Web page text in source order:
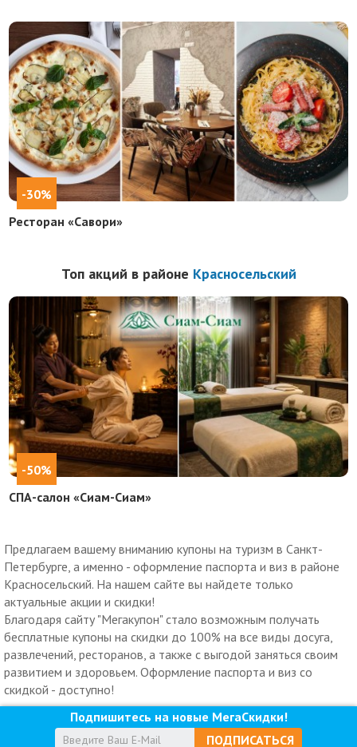
-30%
Ресторан «Савори»
Топ акций в районе Красносельский
-50%
СПА-салон «Сиам-Сиам»
Предлагаем вашему вниманию купоны на туризм в Санкт-
Петербурге, а именно - оформление паспорта и виз в районе
Красносельский. На нашем сайте вы найдете только
актуальные акции и скидки!
Благодаря сайту "Мегакупон" стало возможным получать
бесплатные купоны на скидки до 100% на все виды досуга,
развлечений, ресторанов, а также с выгодой заняться своим
развитием и здоровьем. Оформление паспорта и виз со
скидкой - доступно!
Подпишитесь на новые МегаСкидки!
ПОДПИСАТЬСЯ